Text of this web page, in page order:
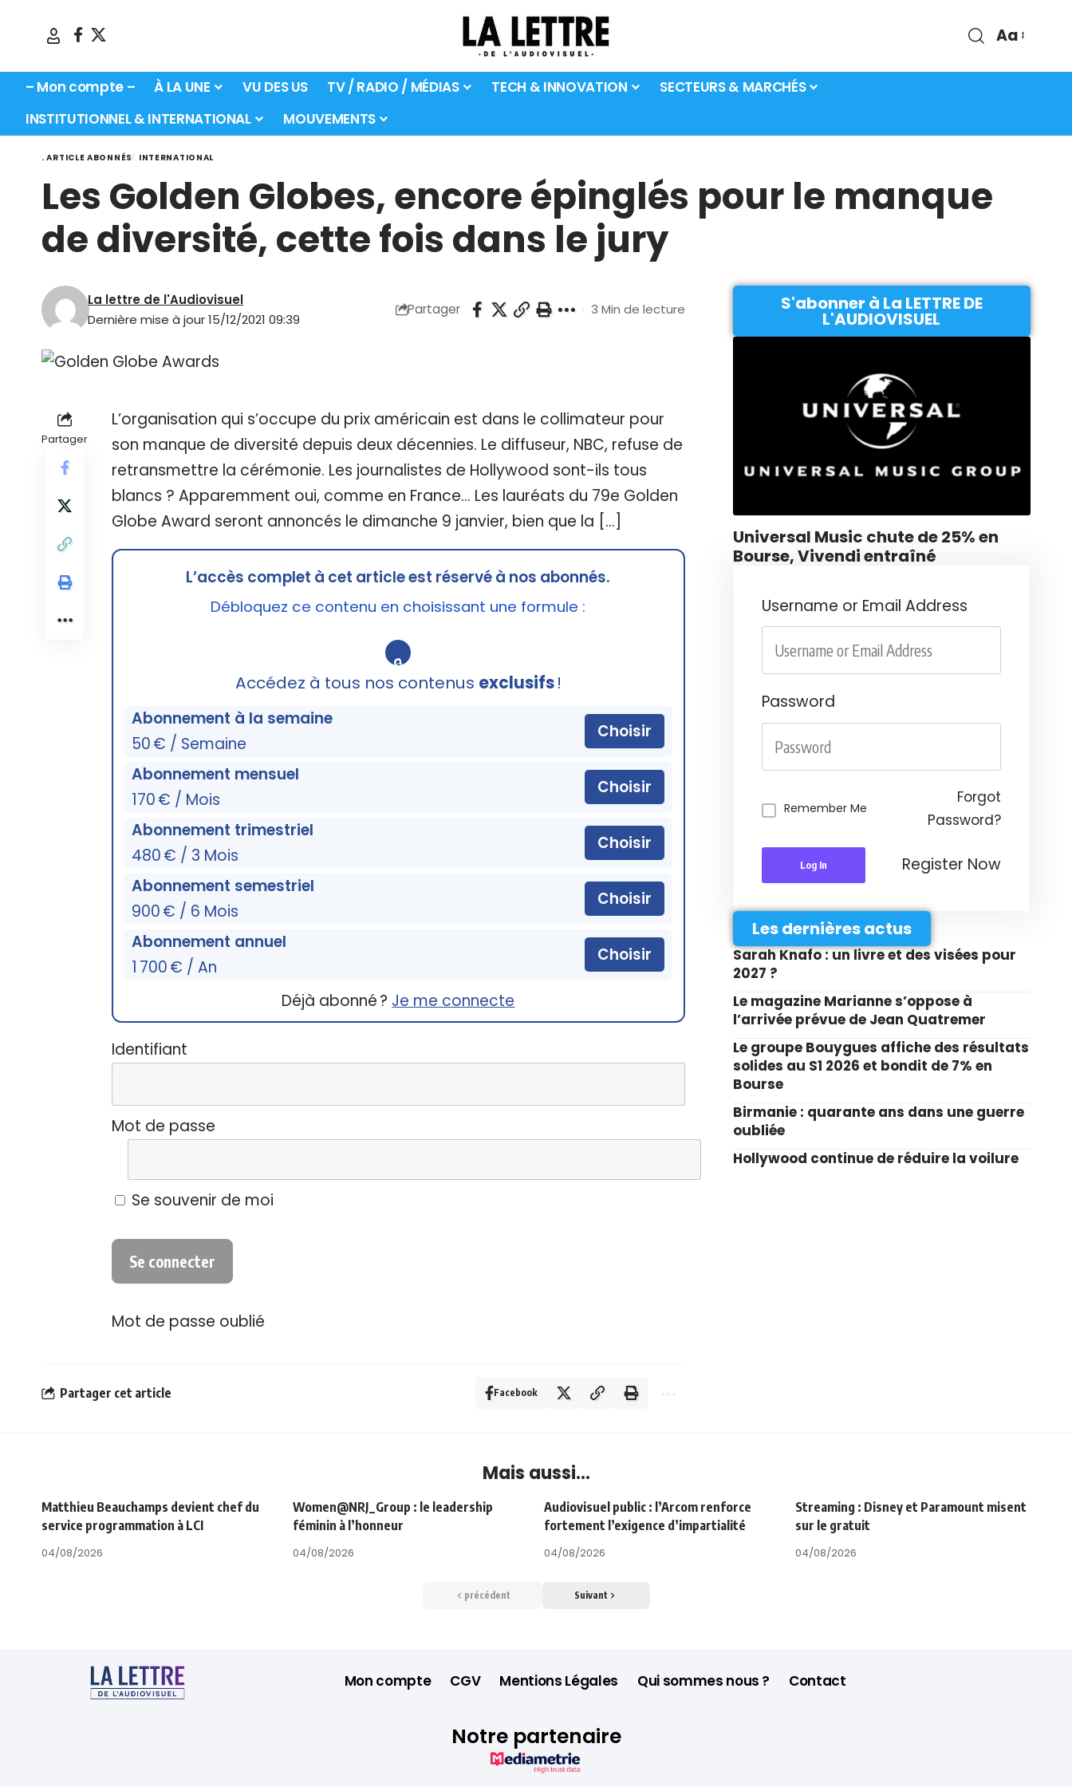
Aa
– Mon compte – À LA UNE VU DES US TV / RADIO / MÉDIAS TECH & INNOVATION
SECTEURS & MARCHÉS
INSTITUTIONNEL & INTERNATIONAL
MOUVEMENTS
. ARTICLE ABONNÉS INTERNATIONAL
Les Golden Globes, encore épinglés pour le manque
de diversité, cette fois dans le jury
Dernière mise à jour 15/12/2021 09:39
La lettre de l'Audiovisuel
Partager 3 Min de lecture
Partager
L’organisation qui s’occupe du prix américain est dans le collimateur pour
son manque de diversité depuis deux décennies. Le diffuseur, NBC, refuse de
retransmettre la cérémonie. Les journalistes de Hollywood sont-ils tous
blancs ? Apparemment oui, comme en France... Les lauréats du 79e Golden
Globe Award seront annoncés le dimanche 9 janvier, bien que la […]
L’accès complet à cet article est réservé à nos abonnés.
Débloquez ce contenu en choisissant une formule :
🔒
Accédez à tous nos contenus exclusifs!
Abonnement à la semaine
50 € / Semaine
Choisir
Abonnement mensuel
170 € / Mois
Choisir
Abonnement trimestriel
480 € / 3 Mois
Choisir
Abonnement semestriel
900 € / 6 Mois
Choisir
Abonnement annuel
1 700 € / An
Choisir
Déjà abonné ? Je me connecte
Identifiant
Mot de passe
Se souvenir de moi
Mot de passe oublié
Partager cet article Facebook
S'abonner à La LETTRE DE
L'AUDIOVISUEL
Universal Music chute de 25% en
Bourse, Vivendi entraîné
Username or Email Address
Password
Remember Me
Forgot
Password?
Log In Register Now
Les dernières actus
Sarah Knafo : un livre et des visées pour
2027 ?
Le magazine Marianne s’oppose à
l’arrivée prévue de Jean Quatremer
Le groupe Bouygues affiche des résultats
solides au S1 2026 et bondit de 7% en
Bourse
Birmanie : quarante ans dans une guerre
oubliée
Hollywood continue de réduire la voilure
Mais aussi...
Matthieu Beauchamps devient chef du
service programmation à LCI
04/08/2026
Women@NRJ_Group : le leadership
féminin à l’honneur
04/08/2026
Audiovisuel public : l’Arcom renforce
fortement l’exigence d’impartialité
04/08/2026
Streaming : Disney et Paramount misent
sur le gratuit
04/08/2026
précédent Suivant
Mon compte CGV Mentions Légales Qui sommes nous ? Contact
Notre partenaire